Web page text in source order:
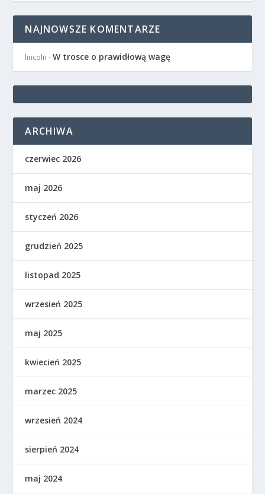
NAJNOWSZE KOMENTARZE
lincoln -W trosce o prawidłową wagę
ARCHIWA
czerwiec 2026
maj 2026
styczeń 2026
grudzień 2025
listopad 2025
wrzesień 2025
maj 2025
kwiecień 2025
marzec 2025
wrzesień 2024
sierpień 2024
maj 2024